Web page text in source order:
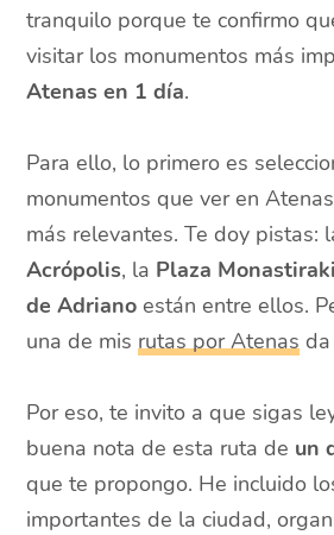
tranquilo porque te confirmo
visitar los monumentos más
Atenas en 1 día.
Para ello, lo primero es
monumentos que ver en
más relevantes. Te doy pistas:
Acrópolis, la Plaza Monastiraki
de Adriano están entre ellos.
una de misrutas por Atenas
Por eso, te invito a que sigas
buena nota de esta ruta de un
que te propongo. He incluido
importantes de la ciudad,